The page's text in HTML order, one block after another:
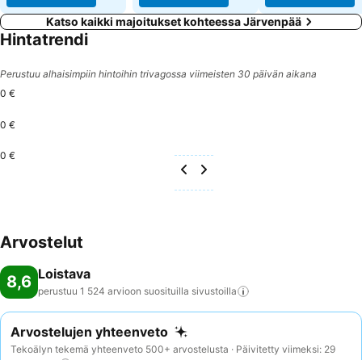
Katso kaikki majoitukset kohteessa Järvenpää
Hintatrendi
Perustuu alhaisimpiin hintoihin trivagossa viimeisten 30 päivän aikana
0 €
0 €
0 €
Arvostelut
8,6 Loistava
perustuu 1 524 arvioon suosituilla sivustoilla
Arvostelujen yhteenveto
Tekoälyn tekemä yhteenveto 500+ arvostelusta · Päivitetty viimeksi: 29